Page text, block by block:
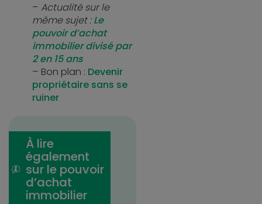
Actualité sur le
même sujet :Le
pouvoir d’achat
immobilier divisé par
2 en 15 ans
Bon plan : Devenir
propriétaire sans se
ruiner
À lire
également
sur le pouvoir
d’achat
immobilier